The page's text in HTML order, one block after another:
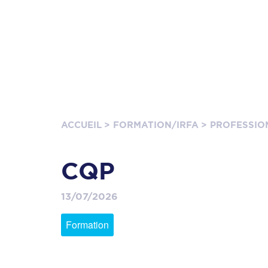
ACCUEIL > FORMATION/IRFA >
CQP
13/07/2026
Formation